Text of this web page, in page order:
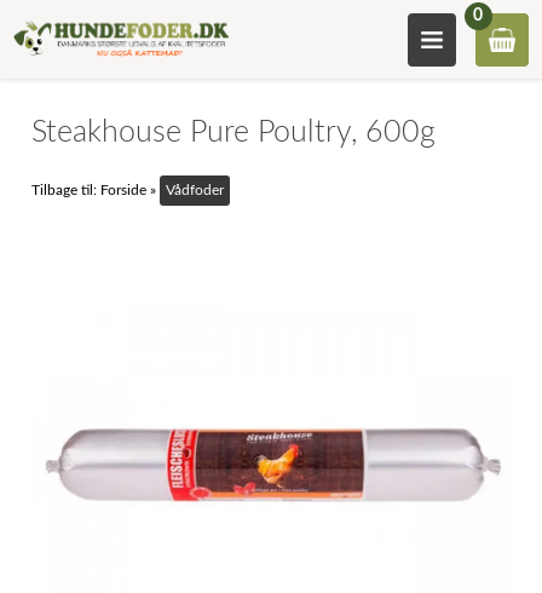
0
Steakhouse Pure Poultry, 600g
Tilbage til: Forside » Vådfoder